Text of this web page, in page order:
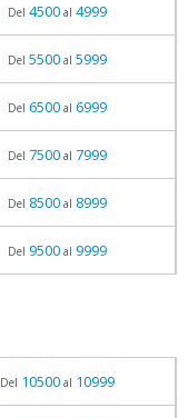
Del 4500al 4999
Del 5500al 5999
Del 6500al 6999
Del 7500al 7999
Del 8500al 8999
Del 9500al 9999
Del 10500al 10999